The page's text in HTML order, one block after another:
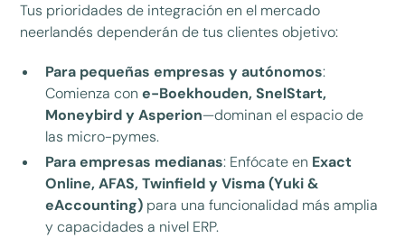
Tus prioridades de integración en el mercado
neerlandés dependerán de tus clientes objetivo:
Para pequeñas empresas y autónomos:
Comienza cone-Boekhouden, SnelStart,
Moneybird y Asperion—dominan el espacio de
las micro-pymes.
Para empresas medianas: Enfócate en Exact
Online, AFAS, Twinfield y Visma (Yuki &
eAccounting) para una funcionalidad más amplia
y capacidades a nivel ERP.